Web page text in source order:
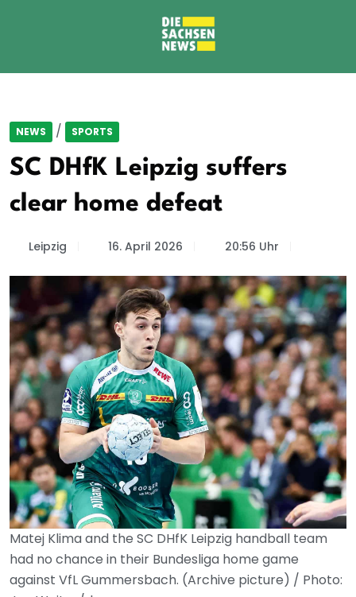
NEWS / SPORTS
SC DHfK Leipzig suffers
clear home defeat
Leipzig 16. April 2026 20:56 Uhr
Matej Klima and the SC DHfK Leipzig handball team
had no chance in their Bundesliga home game
against VfL Gummersbach. (Archive picture) / Photo: